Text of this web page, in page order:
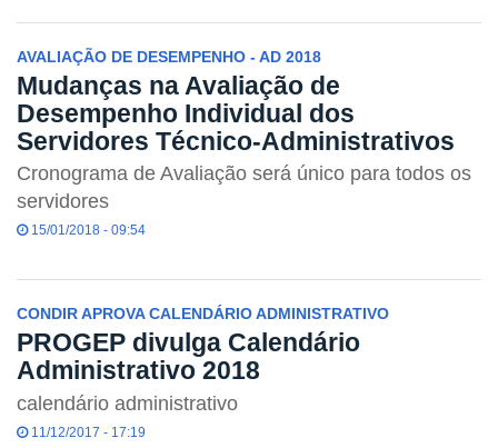
AVALIAÇÃO DE DESEMPENHO - AD 2018
Mudanças na Avaliação de
Desempenho Individual dos
Servidores Técnico-Administrativos
Cronograma de Avaliação será único para todos os
servidores
15/01/2018 - 09:54
CONDIR APROVA CALENDÁRIO ADMINISTRATIVO
PROGEP divulga Calendário
Administrativo 2018
calendário administrativo
11/12/2017 - 17:19